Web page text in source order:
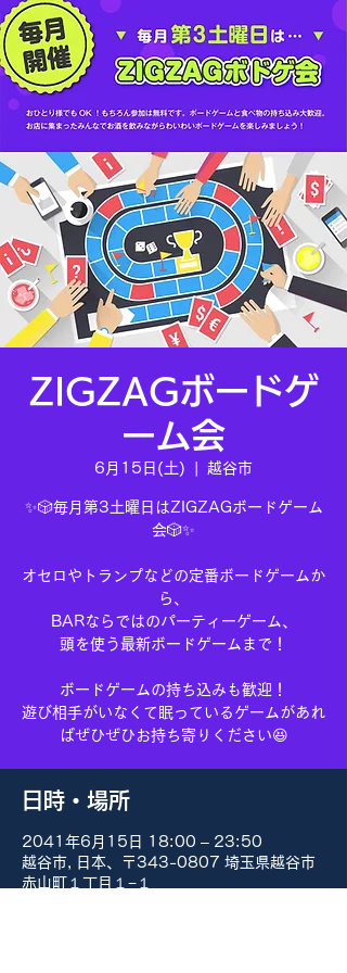
ZIGZAGボードゲ
ーム会
6月15日(土) 越谷市
✨🎲毎月第3土曜日はZIGZAGボードゲーム
会🎲✨
オセロやトランプなどの定番ボードゲームか
ら、
BARならではのパーティーゲーム、
頭を使う最新ボードゲームまで！
ボードゲームの持ち込みも歓迎！
遊び相手がいなくて眠っているゲームがあれ
ばぜひぜひお持ち寄りください😆
日時・場所
2041年6月15日 18:00 – 23:50
越谷市, 日本、〒343-0807 埼玉県越谷市
赤山町１丁目１−１